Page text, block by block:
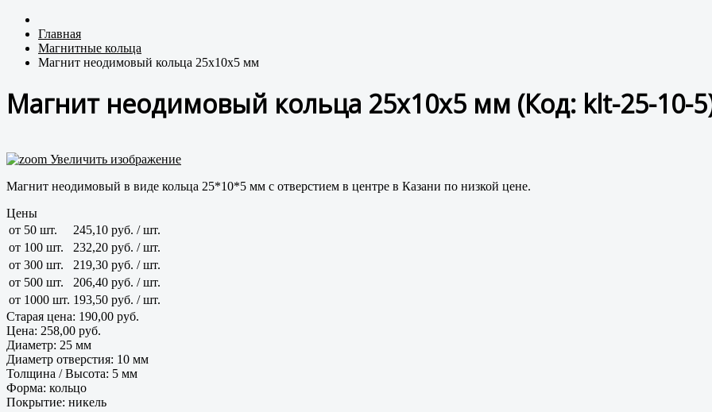
Главная
Магнитные кольца
Магнит неодимовый кольца 25x10x5 мм
Магнит неодимовый кольца 25x10x5 мм (Код: klt-25-10-5
Увеличить изображение
Магнит неодимовый в виде кольца 25*10*5 мм с отверстием в центре в Казани по низкой цене.
Цены
от 50 шт.
245,10 руб. / шт.
от 100 шт.
232,20 руб. / шт.
от 300 шт.
219,30 руб. / шт.
от 500 шт.
206,40 руб. / шт.
от 1000 шт. 193,50 руб. / шт.
Старая цена: 190,00 руб.
Цена: 258,00 руб.
Диаметр: 25 мм
Диаметр отверстия: 10 мм
Толщина / Высота: 5 мм
Форма: кольцо
Покрытие: никель